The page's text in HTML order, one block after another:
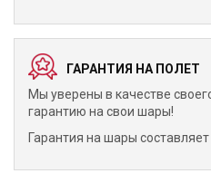
ГАРАНТИЯ НА ПОЛЕТ
Мы уверены в качестве
гарантию на свои шары!
Гарантия на шары